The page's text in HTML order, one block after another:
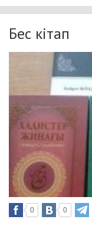
Бес кітап
0 0